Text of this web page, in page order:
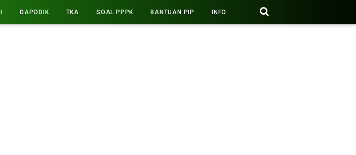
DAPODIK TKA SOAL PPPK BANTUAN PIP INFO